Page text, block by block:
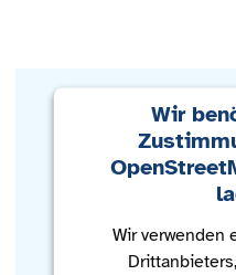
Wir
Wir verwenden